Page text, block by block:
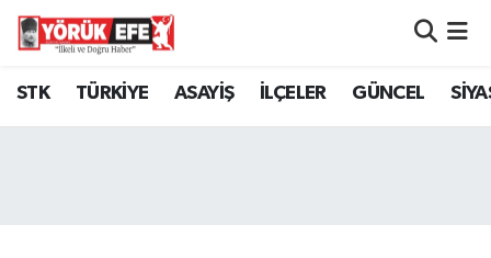
STK TÜRKİYE ASAYİŞ İLÇELER GÜNCEL
Aydın Nöbetçi Eczaneler